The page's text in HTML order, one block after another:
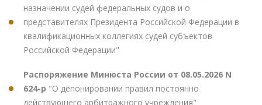
назначении судей федеральных судов и о
представителях Президента Российской Федерации в
квалификационных коллегиях судей субъектов
Российской Федерации"
Распоряжение Минюста России от 08.05.2026 N
624-р "О депонировании правил постоянно
действующего арбитражного учреждения"